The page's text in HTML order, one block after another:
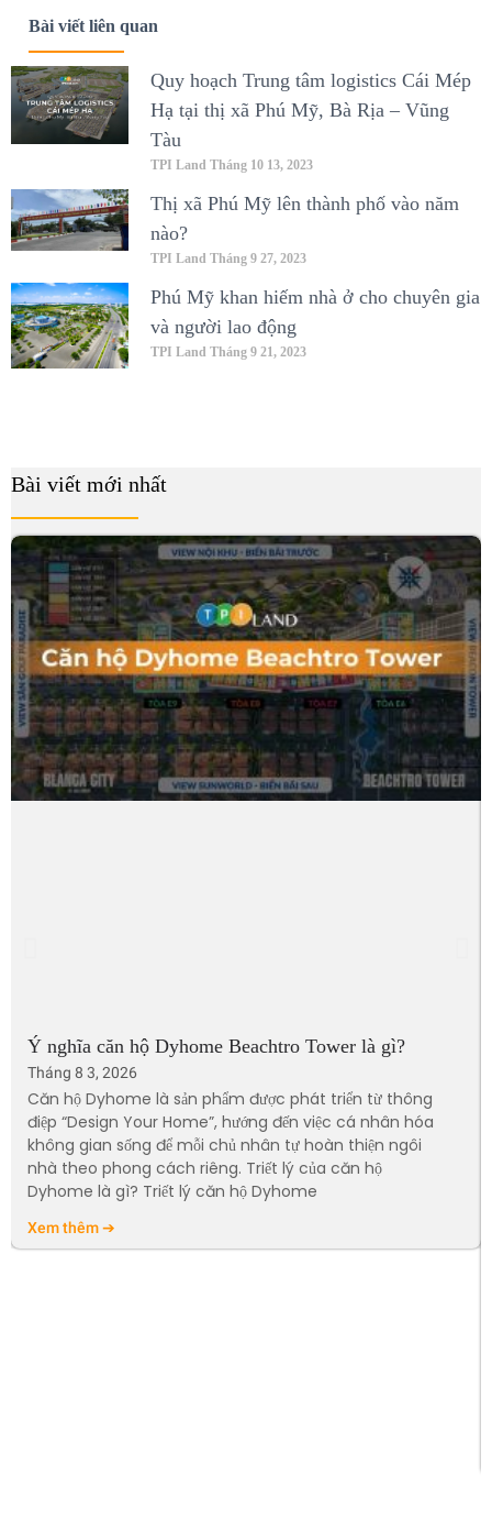
Bài viết liên quan
Quy hoạch Trung tâm logistics Cái Mép
Hạ tại thị xã Phú Mỹ, Bà Rịa – Vũng
Tàu
TPI Land Tháng 10 13, 2023
Thị xã Phú Mỹ lên thành phố vào năm
nào?
TPI Land Tháng 9 27, 2023
Phú Mỹ khan hiếm nhà ở cho chuyên gia
và người lao động
TPI Land Tháng 9 21, 2023
Bài viết mới nhất
Ý nghĩa căn hộ Dyhome Beachtro Tower là gì?
Tháng 8 3, 2026
Căn hộ Dyhome là sản phẩm được phát triển từ thông
điệp “Design Your Home”, hướng đến việc cá nhân hóa
không gian sống để mỗi chủ nhân tự hoàn thiện ngôi
nhà theo phong cách riêng. Triết lý của căn hộ
Dyhome là gì? Triết lý căn hộ Dyhome
Xem thêm ➔